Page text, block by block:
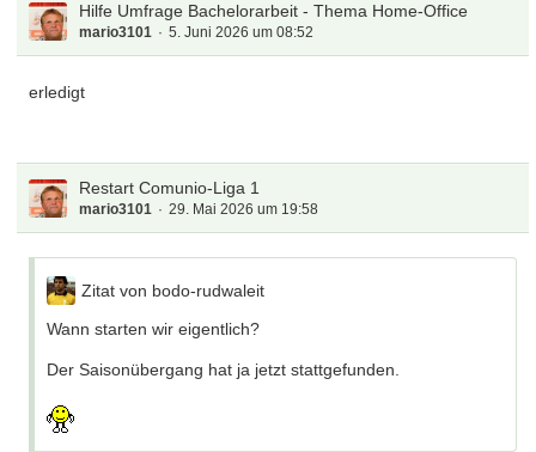
Hilfe Umfrage Bachelorarbeit - Thema Home-Office
mario3101 5. Juni 2026 um 08:52
erledigt
Restart Comunio-Liga 1
mario3101 29. Mai 2026 um 19:58
Zitat von bodo-rudwaleit
Wann starten wir eigentlich?
Der Saisonübergang hat ja jetzt stattgefunden.